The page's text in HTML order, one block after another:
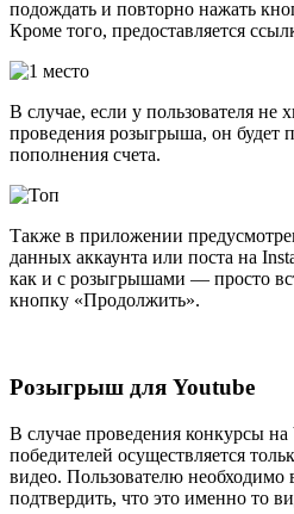
подождать и повторно нажать
Кроме того, предоставляется
В случае, если у пользователя не
проведения розыгрыша, он будет
пополнения счета.
Также в приложении
данных аккаунта или поста на
как и с розыгрышами — просто
кнопку «Продолжить».
Розыгрыш для Youtube
В случае проведения конкурсы
победителей осуществляется
видео. Пользователю необходимо
подтвердить, что это именно то